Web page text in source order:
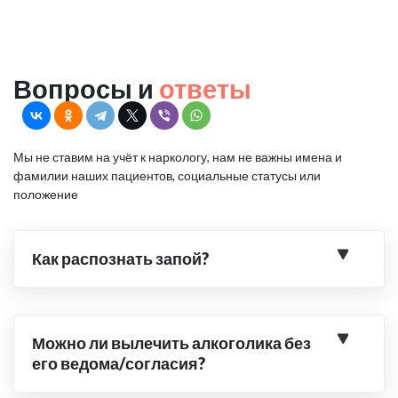
Вопросы и ответы
Мы не ставим на учёт к наркологу, нам не важны имена и
фамилии наших пациентов, социальные статусы или
положение
Как распознать запой?
Можно ли вылечить алкоголика без
его ведома/согласия?